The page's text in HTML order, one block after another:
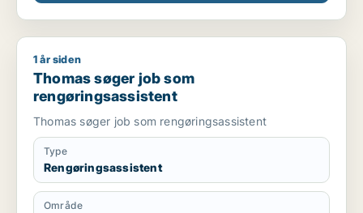
Thomas søger job som rengøringsassistent
1 år siden
Thomas søger job som
rengøringsassistent
Thomas søger job som rengøringsassistent
Type
Rengøringsassistent
Område